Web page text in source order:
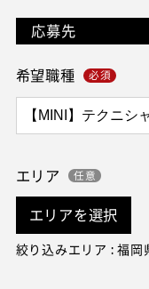
応募先
希望職種
エリア
エリアを選択
絞り込みエリア : 福岡